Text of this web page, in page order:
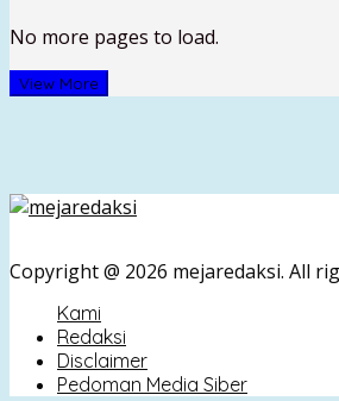
No more pages to load.
View More
Copyright @ 2026 mejaredaksi. All
Kami
Redaksi
Disclaimer
Pedoman Media Siber